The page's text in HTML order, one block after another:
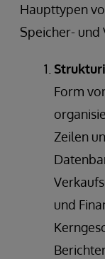
Haupttypen
Speicher-
Form
Zeilen
und